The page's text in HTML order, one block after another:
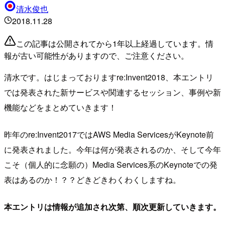
清水俊也
2018.11.28
この記事は公開されてから1年以上経過しています。情
報が古い可能性がありますので、ご注意ください。
清水です。はじまっておりますre:Invent2018、本エントリ
では発表された新サービスや関連するセッション、事例や新
機能などをまとめていきます！
昨年のre:Invent2017ではAWS Media ServicesがKeynote前
に発表されました。今年は何が発表されるのか、そして今年
こそ（個人的に念願の）Media Services系のKeynoteでの発
表はあるのか！？？どきどきわくわくしますね。
本エントリは情報が追加され次第、順次更新していきます。